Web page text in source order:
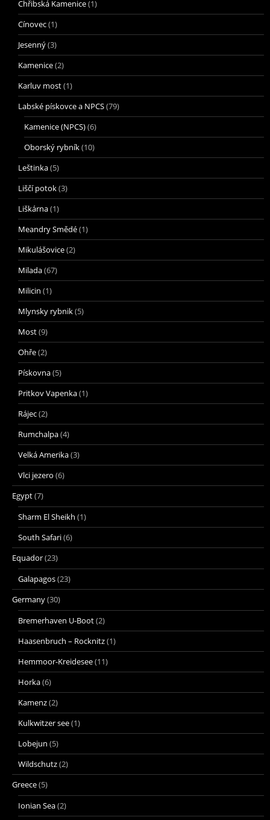
Chřibská Kamenice(1)
Cínovec(1)
Jesenný(3)
Kamenice(2)
Karluv most(1)
Labské pískovce a NPCS(79)
Kamenice (NPCS)(6)
Oborský rybník(10)
Leštinka(5)
Liščí potok(3)
Liškárna(1)
Meandry Smědé(1)
Mikulášovice(2)
Milada(67)
Milicin (1)
Mlynsky rybnik(5)
Most(9)
Ohře(2)
Pískovna(5)
Pritkov Vapenka(1)
Rájec(2)
Rumchalpa(4)
Velká Amerika(3)
Vlci jezero (6)
Egypt(7)
Sharm El Sheikh (1)
South Safari(6)
Equador(23)
Galapagos(23)
Germany(30)
Bremerhaven U-Boot(2)
Haasenbruch – Rocknitz(1)
Hemmoor-Kreidesee(11)
Horka(6)
Kamenz(2)
Kulkwitzer see(1)
Lobejun (5)
Wildschutz(2)
Greece(5)
Ionian Sea(2)